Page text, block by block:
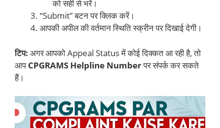
को सही से भरें।
“Submit” बटन पर क्लिक करें।
आपकी अपील की वर्तमान स्थिति स्क्रीन पर दिखाई देगी।
टिप: अगर आपको Appeal Status में कोई दिक्कत आ रही है, तो
आपCPGRAMS Helpline Numberपर संपर्क कर सकते
हैं।